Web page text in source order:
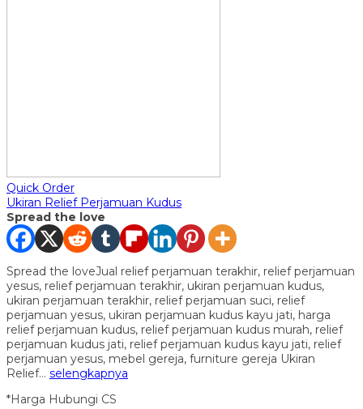
Quick Order
Ukiran Relief Perjamuan Kudus
Spread the love
Spread the loveJual relief perjamuan terakhir, relief perjamuan
yesus, relief perjamuan terakhir, ukiran perjamuan kudus,
ukiran perjamuan terakhir, relief perjamuan suci, relief
perjamuan yesus, ukiran perjamuan kudus kayu jati, harga
relief perjamuan kudus, relief perjamuan kudus murah, relief
perjamuan kudus jati, relief perjamuan kudus kayu jati, relief
perjamuan yesus, mebel gereja, furniture gereja Ukiran
Relief… selengkapnya
*Harga Hubungi CS